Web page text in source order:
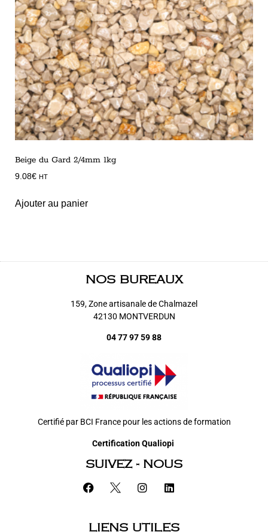
Beige du Gard 2/4mm 1kg
9.08€ HT
Ajouter au panier
NOS BUREAUX
159, Zone artisanale de Chalmazel
42130 MONTVERDUN
04 77 97 59 88
Certifié par BCI France pour les actions de formation
Certification Qualiopi
SUIVEZ - NOUS
LIENS UTILES